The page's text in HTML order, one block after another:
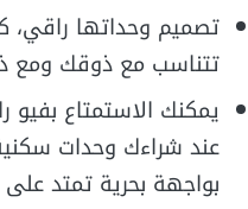
تصميم وحداتها راقي،
تتناسب مع ذوقك ومع
يمكنك الاستمتاع بفيو
عند شراءك وحدات
بواجهة بحرية تمتد على